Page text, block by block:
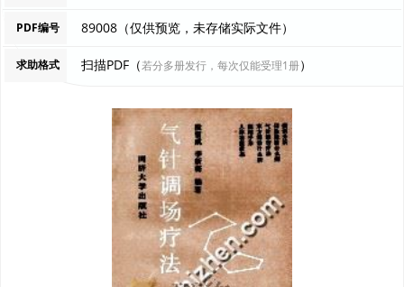
PDF编号 89008（仅供预览，未存储实际文件）
求助格式 扫描PDF（若分多册发行，每次仅能受理1册）